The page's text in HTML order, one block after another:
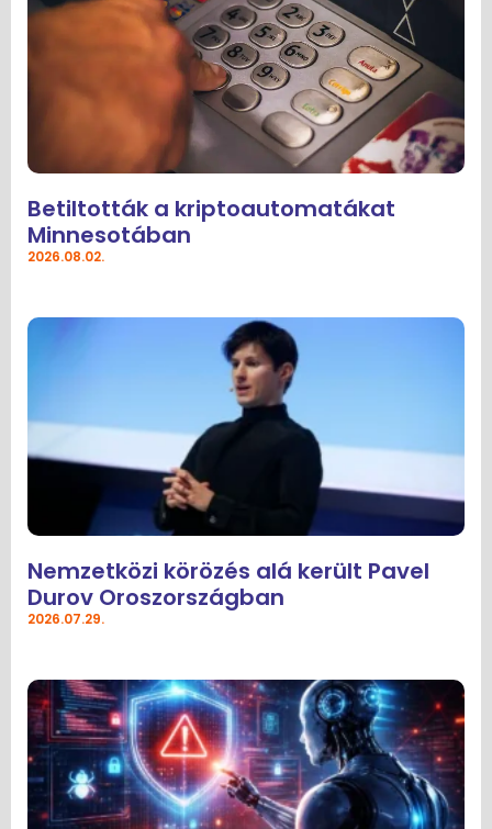
Betiltották a kriptoautomatákat
Minnesotában
2026.08.02.
Nemzetközi körözés alá került Pavel
Durov Oroszországban
2026.07.29.